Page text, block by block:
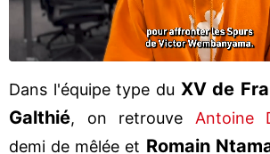
Dans l'équipe type du XV de
Galthié, on retrouve Antoine
demi de mêlée et Romain